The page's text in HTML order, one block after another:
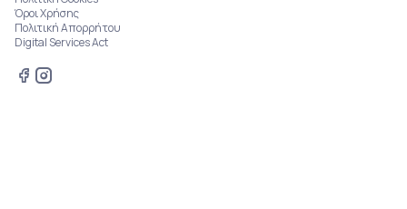
Όροι Χρήσης
Πολιτική Απορρήτου
Digital Services Act